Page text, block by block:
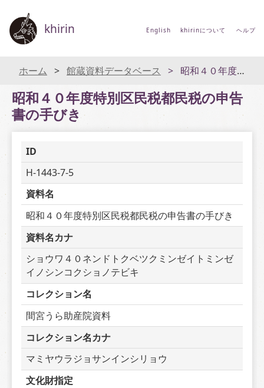
khirin English khirinについて ヘルプ
ホーム 館蔵資料データベース 昭和４０年度特別区民税都民税の申告書の手びき
昭和４０年度特別区民税都民税の申告
書の手びき
ID
H-1443-7-5
資料名
昭和４０年度特別区民税都民税の申告書の手びき
資料名カナ
ショウワ４０ネンドトクベツクミンゼイトミンゼ
イノシンコクショノテビキ
コレクション名
間宮うら助産院資料
コレクション名カナ
マミヤウラジョサンインシリョウ
文化財指定